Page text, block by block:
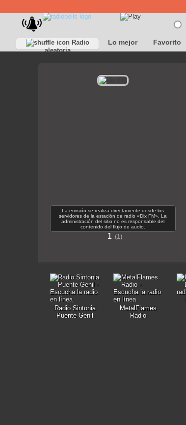
Radio
aleatoria
Lo mejor Favorito
La emisión se realiza directamente desde los
servidores de la estación de radio «Dix FM». La
administración del sitio no es responsable del
contenido del flujo de audio.
1 1
Radio Sintonia
Puente Genil
MetalFlames
Radio